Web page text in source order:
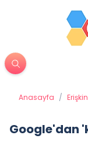
Anasayfa / Erişkin
Google'dan